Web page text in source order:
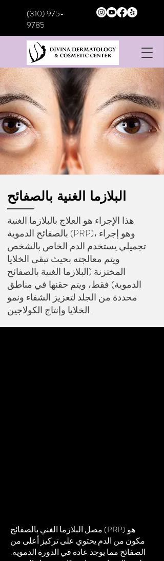
(310) 975-
9785
البلازما الغنية بالصفائح
هذا الإجراء هو العلاج بالبلازما الغنية
بالصفائح الدموية (PRP)، وهو إجراء
تجميلي يستخدم الدم الخاص بالشخص
ويتم معالجته بحيث تبقى الخلايا
المختزنة (البلازما الغنية بالصفائح
الدموية) فقط، ويتم حقنها في مناطق
محددة من الجلد لتعزيز الشفاء ونمو
الخلايا وإنتاج الكولاجين.
مصل البلازما الغني بالصفائح (PRP) هو
مكون من الدم يحتوي على تركيز أعلى من
الصفائح مما يوجد عادة في الدورة الدموية.